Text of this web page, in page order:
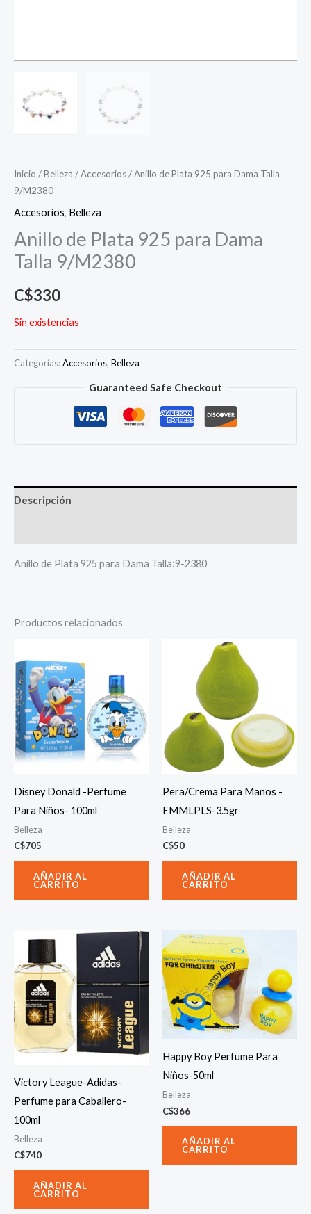
Inicio /Belleza /Accesorios/ Anillo de Plata 925 para Dama Talla
9/M2380
Accesorios, Belleza
Anillo de Plata 925 para Dama
Talla 9/M2380
C$330
Sin existencias
Categorías:Accesorios, Belleza
Guaranteed Safe Checkout
Descripción
Anillo de Plata 925 para Dama Talla:9-2380
Productos relacionados
Disney Donald -Perfume
Para Niños- 100ml
Belleza
C$705
AÑADIR AL
CARRITO
Pera/Crema Para Manos -
EMMLPLS-3.5gr
Belleza
C$50
AÑADIR AL
CARRITO
Victory League-Adidas-
Perfume para Caballero-
100ml
Belleza
C$740
AÑADIR AL
CARRITO
Happy Boy Perfume Para
Niños-50ml
Belleza
C$366
AÑADIR AL
CARRITO